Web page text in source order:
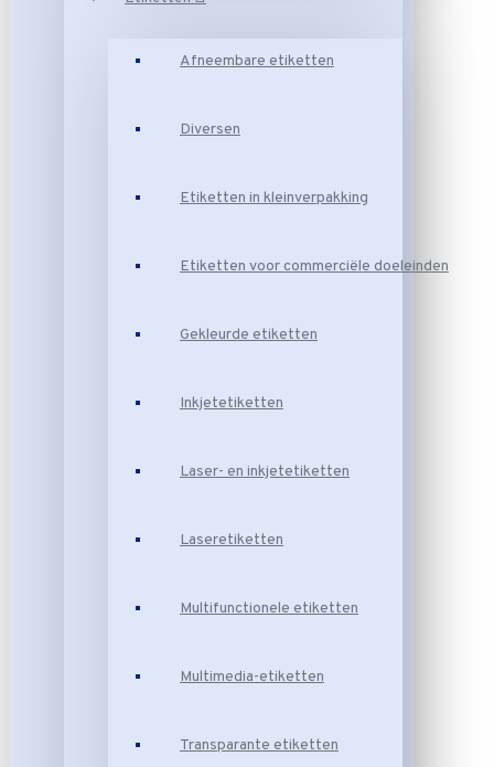
Afneembare etiketten
Diversen
Etiketten in kleinverpakking
Etiketten voor commerciële doeleinden
Gekleurde etiketten
Inkjetetiketten
Laser- en inkjetetiketten
Laseretiketten
Multifunctionele etiketten
Multimedia-etiketten
Transparante etiketten